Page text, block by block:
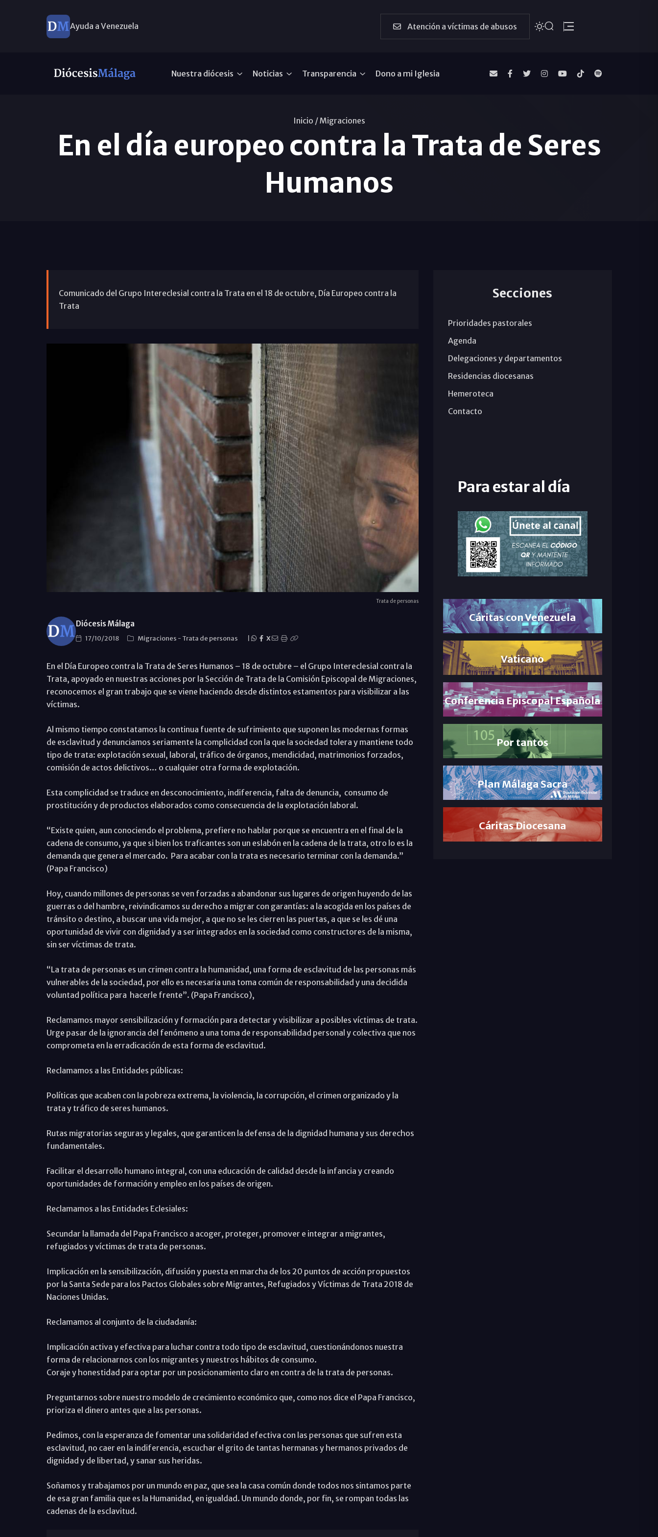
Ayuda a Venezuela Atención a víctimas de abusos
Nuestra diócesis Noticias Transparencia Dono a mi Iglesia
Inicio /Migraciones
En el día europeo contra la Trata de Seres
Humanos
Comunicado del Grupo Intereclesial contra la Trata en el 18 de octubre, Día Europeo contra la
Trata
Trata de personas
Diócesis Málaga
17/10/2018 Migraciones - Trata de personas X
En el Día Europeo contra la Trata de Seres Humanos – 18 de octubre – el Grupo Intereclesial contra la
Trata, apoyado en nuestras acciones por la Sección de Trata de la Comisión Episcopal de Migraciones,
reconocemos el gran trabajo que se viene haciendo desde distintos estamentos para visibilizar a las
víctimas.
Al mismo tiempo constatamos la continua fuente de sufrimiento que suponen las modernas formas
de esclavitud y denunciamos seriamente la complicidad con la que la sociedad tolera y mantiene todo
tipo de trata: explotación sexual, laboral, tráfico de órganos, mendicidad, matrimonios forzados,
comisión de actos delictivos… o cualquier otra forma de explotación.
Esta complicidad se traduce en desconocimiento, indiferencia, falta de denuncia, consumo de
prostitución y de productos elaborados como consecuencia de la explotación laboral.
“Existe quien, aun conociendo el problema, prefiere no hablar porque se encuentra en el final de la
cadena de consumo, ya que si bien los traficantes son un eslabón en la cadena de la trata, otro lo es la
demanda que genera el mercado. Para acabar con la trata es necesario terminar con la demanda.”
(Papa Francisco)
Hoy, cuando millones de personas se ven forzadas a abandonar sus lugares de origen huyendo de las
guerras o del hambre, reivindicamos su derecho a migrar con garantías: a la acogida en los países de
tránsito o destino, a buscar una vida mejor, a que no se les cierren las puertas, a que se les dé una
oportunidad de vivir con dignidad y a ser integrados en la sociedad como constructores de la misma,
sin ser víctimas de trata.
“La trata de personas es un crimen contra la humanidad, una forma de esclavitud de las personas más
vulnerables de la sociedad, por ello es necesaria una toma común de responsabilidad y una decidida
voluntad política para hacerle frente”. (Papa Francisco),
Reclamamos mayor sensibilización y formación para detectar y visibilizar a posibles víctimas de trata.
Urge pasar de la ignorancia del fenómeno a una toma de responsabilidad personal y colectiva que nos
comprometa en la erradicación de esta forma de esclavitud.
Reclamamos a las Entidades públicas:
Políticas que acaben con la pobreza extrema, la violencia, la corrupción, el crimen organizado y la
trata y tráfico de seres humanos.
Rutas migratorias seguras y legales, que garanticen la defensa de la dignidad humana y sus derechos
fundamentales.
Facilitar el desarrollo humano integral, con una educación de calidad desde la infancia y creando
oportunidades de formación y empleo en los países de origen.
Reclamamos a las Entidades Eclesiales:
Secundar la llamada del Papa Francisco a acoger, proteger, promover e integrar a migrantes,
refugiados y víctimas de trata de personas.
Implicación en la sensibilización, difusión y puesta en marcha de los 20 puntos de acción propuestos
por la Santa Sede para los Pactos Globales sobre Migrantes, Refugiados y Víctimas de Trata 2018 de
Naciones Unidas.
Reclamamos al conjunto de la ciudadanía:
Implicación activa y efectiva para luchar contra todo tipo de esclavitud, cuestionándonos nuestra
forma de relacionarnos con los migrantes y nuestros hábitos de consumo.
Coraje y honestidad para optar por un posicionamiento claro en contra de la trata de personas.
Preguntarnos sobre nuestro modelo de crecimiento económico que, como nos dice el Papa Francisco,
prioriza el dinero antes que a las personas.
Pedimos, con la esperanza de fomentar una solidaridad efectiva con las personas que sufren esta
esclavitud, no caer en la indiferencia, escuchar el grito de tantas hermanas y hermanos privados de
dignidad y de libertad, y sanar sus heridas.
Soñamos y trabajamos por un mundo en paz, que sea la casa común donde todos nos sintamos parte
de esa gran familia que es la Humanidad, en igualdad. Un mundo donde, por fin, se rompan todas las
cadenas de la esclavitud.
Secciones
Prioridades pastorales
Agenda
Delegaciones y departamentos
Residencias diocesanas
Hemeroteca
Contacto
Para estar al día
Cáritas con Venezuela
Vaticano
Conferencia Episcopal Española
Por tantos
Plan Málaga Sacra
Cáritas Diocesana